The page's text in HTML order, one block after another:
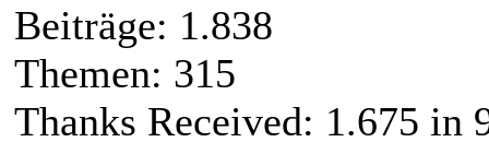
Beiträge: 1.838
Themen: 315
Thanks Received: 1.675 in